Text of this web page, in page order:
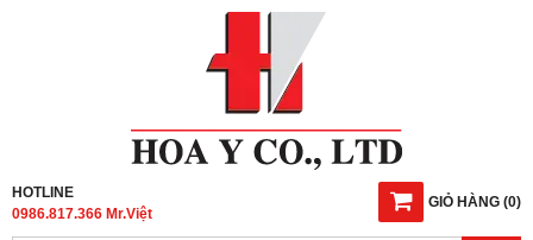
GIỎ HÀNG (0)
HOTLINE
0986.817.366 Mr.Việt